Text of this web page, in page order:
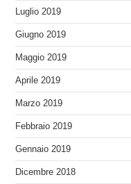
Luglio 2019
Giugno 2019
Maggio 2019
Aprile 2019
Marzo 2019
Febbraio 2019
Gennaio 2019
Dicembre 2018